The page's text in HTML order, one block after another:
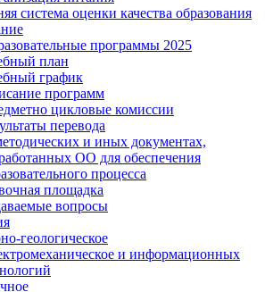
система оценки качества образования
программы 2025
план
график
программ
цикловые комиссии
перевода
и иных документах,
ОО для обеспечения
процесса
площадка
вопросы
геологическое
и информационных